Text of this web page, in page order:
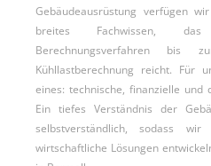
Gebäudeausrüstung verfügen
breites Fachwissen, das
Berechnungsverfahren bis
Kühllastberechnung reicht. Für
eines: technische, finanzielle und
Ein tiefes Verständnis der
selbstverständlich, sodass
wirtschaftliche Lösungen